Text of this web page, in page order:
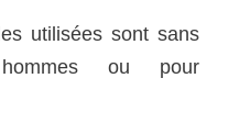
utilisées sont sans
ou pour